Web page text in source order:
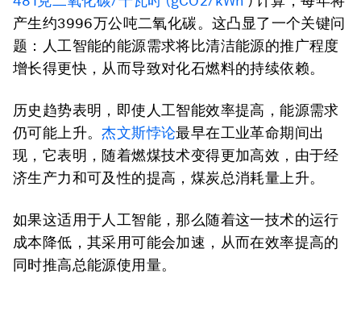
产生约3996万公吨二氧化碳。这凸显了一个关键问
题：人工智能的能源需求将比清洁能源的推广程度
增长得更快，从而导致对化石燃料的持续依赖。
历史趋势表明，即使人工智能效率提高，能源需求
仍可能上升。杰文斯悖论最早在工业革命期间出
现，它表明，随着燃煤技术变得更加高效，由于经
济生产力和可及性的提高，煤炭总消耗量上升。
如果这适用于人工智能，那么随着这一技术的运行
成本降低，其采用可能会加速，从而在效率提高的
同时推高总能源使用量。